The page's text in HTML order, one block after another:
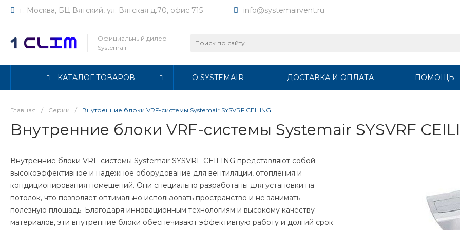
г. Москва, БЦ Вятский, ул. Вятская д.70, офис 715 info@systemairvent.ru
Официальный дилер
Systemair
КАТАЛОГ ТОВАРОВ О SYSTEMAIR ДОСТАВКА И ОПЛАТА ПОМОЩЬ
Главная / Серии / Внутренние блоки VRF-системы Systemair SYSVRF CEILING
Внутренние блоки VRF-системы Systemair SYSVRF
Внутренние блоки VRF-системы Systemair SYSVRF CEILING представляют собой
высокоэффективное и надежное оборудование для вентиляции, отопления и
кондиционирования помещений. Они специально разработаны для установки на
потолок, что позволяет оптимально использовать пространство и не занимать
полезную площадь. Благодаря инновационным технологиям и высокому качеству
материалов, эти внутренние блоки обеспечивают эффективную работу и долгий срок